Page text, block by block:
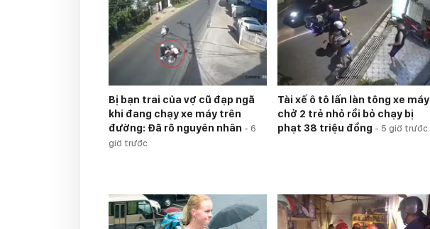
Bị bạn trai của vợ cũ đạp ngã
khi đang chạy xe máy trên
đường: Đã rõ nguyên nhân - 6
giờ trước
Tài xế ô tô lấn làn tông xe máy
chở 2 trẻ nhỏ rồi bỏ chạy bị
phạt 38 triệu đồng - 5 giờ trước